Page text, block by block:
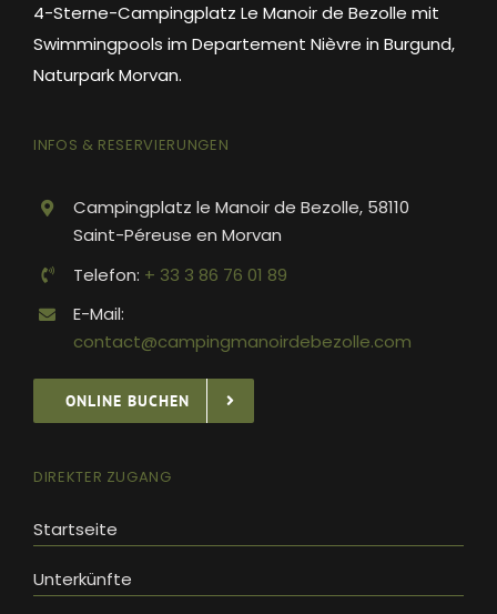
4-Sterne-Campingplatz Le Manoir de Bezolle mit
Swimmingpools im Departement Nièvre in Burgund,
Naturpark Morvan.
INFOS & RESERVIERUNGEN
Campingplatz le Manoir de Bezolle, 58110
Saint-Péreuse en Morvan
Telefon: + 33 3 86 76 01 89
E-Mail:
contact@campingmanoirdebezolle.com
ONLINE BUCHEN
DIREKTER ZUGANG
Startseite
Unterkünfte